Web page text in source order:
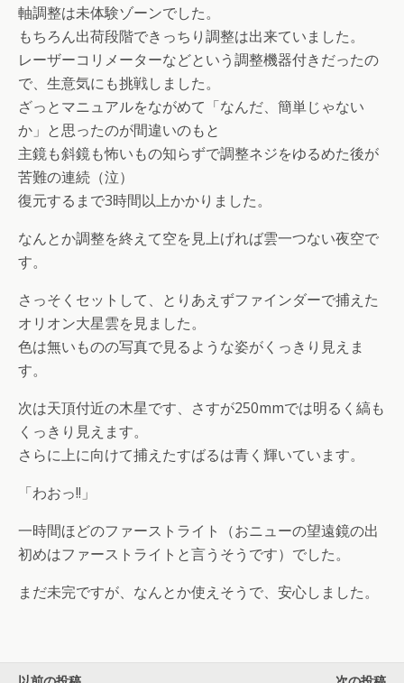
軸調整は未体験ゾーンでした。
もちろん出荷段階できっちり調整は出来ていました。
レーザーコリメーターなどという調整機器付きだったの
で、生意気にも挑戦しました。
ざっとマニュアルをながめて「なんだ、簡単じゃない
か」と思ったのが間違いのもと
主鏡も斜鏡も怖いもの知らずで調整ネジをゆるめた後が
苦難の連続（泣）
復元するまで3時間以上かかりました。
なんとか調整を終えて空を見上げれば雲一つない夜空で
す。
さっそくセットして、とりあえずファインダーで捕えた
オリオン大星雲を見ました。
色は無いものの写真で見るような姿がくっきり見えま
す。
次は天頂付近の木星です、さすが250mmでは明るく縞も
くっきり見えます。
さらに上に向けて捕えたすばるは青く輝いています。
「わおっ!!」
一時間ほどのファーストライト（おニューの望遠鏡の出
初めはファーストライトと言うそうです）でした。
まだ未完ですが、なんとか使えそうで、安心しました。